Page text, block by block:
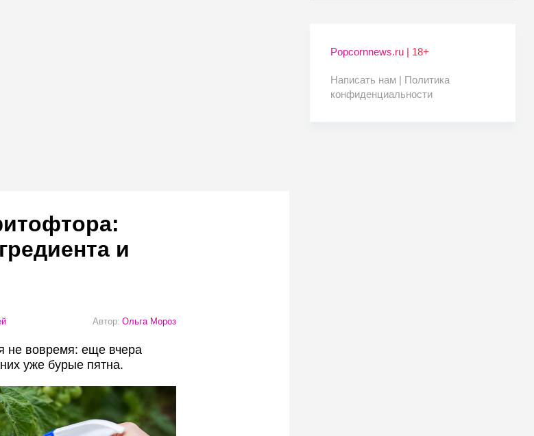
и
Автор: Ольга Мороз
не вовремя: еще вчера
уже бурые пятна.
Popcornnews.ru | 18+
Написать нам | Политика
конфиденциальности